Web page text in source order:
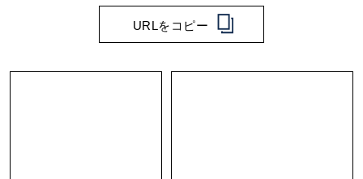
URLをコピー